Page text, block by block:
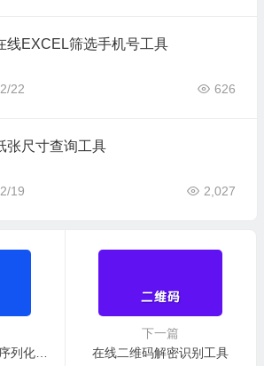
线EXCEL筛选手机号工具
22 626
张尺寸查询工具
19 2,027
在线PHP序列化和反序列化工具
下一篇
在线二维码解密识别工具